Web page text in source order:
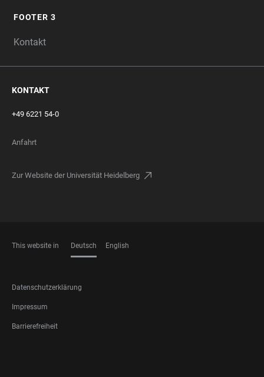
FOOTER 3
Kontakt
KONTAKT
+49 6221 54-0
Anfahrt
Zur Website der Universität Heidelberg
This website in Deutsch English
FOOTER
LEGAL
Datenschutzerklärung
Impressum
Barrierefreiheit